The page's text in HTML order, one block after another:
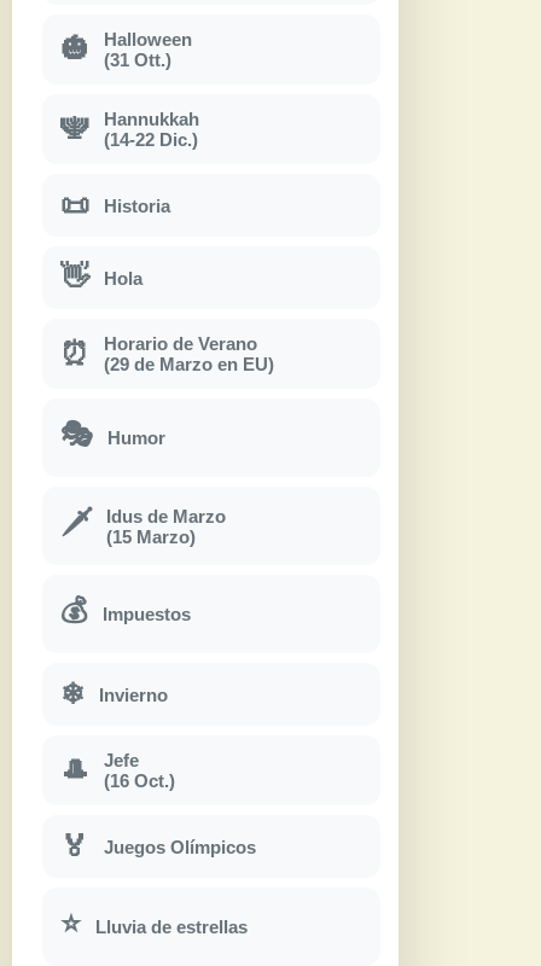
🎃
Halloween
(31 Ott.)
🕎
Hannukkah
(14-22 Dic.)
📜 Historia
👋 Hola
⏰
Horario de Verano
(29 de Marzo en EU)
🎭 Humor
🗡
Idus de Marzo
(15 Marzo)
💰 Impuestos
❄ Invierno
🎩
Jefe
(16 Oct.)
🏅 Juegos Olímpicos
⭐ Lluvia de estrellas